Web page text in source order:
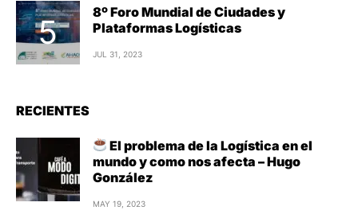
8º Foro Mundial de Ciudades y
Plataformas Logísticas
JUL 31, 2023
RECIENTES
El problema de la Logística en el
mundo y como nos afecta – Hugo
González
MAY 19, 2023